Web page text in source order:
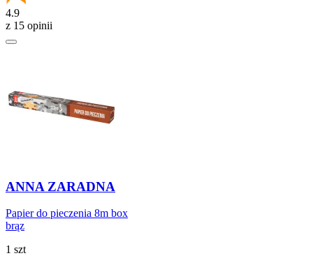
4.9
z 15 opinii
ANNA ZARADNA
Papier do pieczenia 8m box
brąz
1 szt